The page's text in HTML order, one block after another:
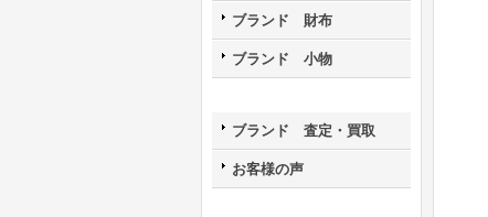
ブランド 財布
ブランド 小物
ブランド 査定・買取
お客様の声